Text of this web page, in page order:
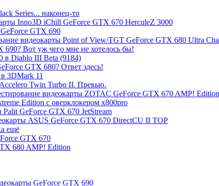
Series... наконец-то
Inno3D iChill GeForce GTX 670 HerculeZ 3000
GTX 690
видеокарты Point of View/TGT GeForce GTX 680 Ultra
Вот уж чего мне не хотелось бы!
в Diablo III Beta (9184)
GTX 680? Ответ здесь!
3DMark 11
Twin Turbo II. Превью.
видеокарты ZOTAC GeForce GTX 670 AMP! Edition
Edition c оверклокером x800pro
GeForce GTX 670 JetStream
ASUS GeForce GTX 670 DirectCU II TOP
ещё
GTX 670
680 AMP! Edition
GeForce GTX 690